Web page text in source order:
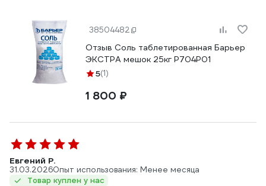
38504482
Отзыв Соль таблетированная Барьер
ЭКСТРА мешок 25кг Р704Р01
5(1)
1 800 ₽
Евгений Р.
31.03.2026Опыт использования: Менее месяца
Товар куплен у нас